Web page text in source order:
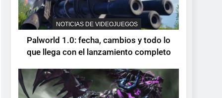
devuelve el espectáculo
de la conducción
acrobática a PS5, Xbox
Series X|S y PC
NOTICIAS DE VIDEOJUEGOS
NOTICIAS DE VIDEOJUEGOS
Palworld 1.0: fecha, cambios y todo lo
que llega con el lanzamiento completo